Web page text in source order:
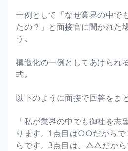
一例として「なぜ業界の中で
たの？」と面接官に聞かれた
う。
構造化の一例としてあげられ
式。
以下のように面接で回答をま
「私が業界の中でも御社を志
ります。1点目は○○だから
らです。3点目は、△△だから